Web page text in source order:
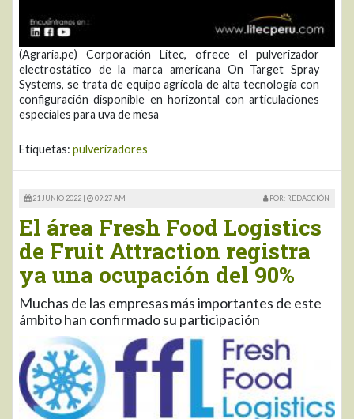
(Agraria.pe) Corporación Litec, ofrece el pulverizador
electrostático de la marca americana On Target Spray
Systems, se trata de equipo agrícola de alta tecnología con
configuración disponible en horizontal con articulaciones
especiales para uva de mesa
Etiquetas: pulverizadores
21 JUNIO 2022 | 09:27 AM POR: REDACCIÓN
El área Fresh Food Logistics
de Fruit Attraction registra
ya una ocupación del 90%
Muchas de las empresas más importantes de este
ámbito han confirmado su participación